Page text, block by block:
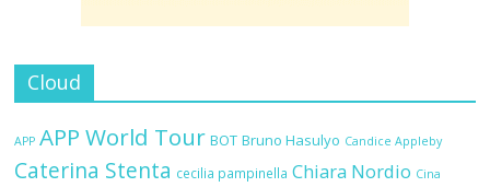
Cloud
APP APP World Tour BOT Bruno Hasulyo Candice Appleby
Caterina Stenta cecilia pampinella Chiara Nordio Cina